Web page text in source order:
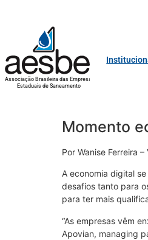
Associação Brasileira das Empresas
Estaduais de Saneamento
Momento
Por Wanise Ferreira
A economia digital
desafios tanto para
para ter mais
“As empresas vêm
Apovian, managing